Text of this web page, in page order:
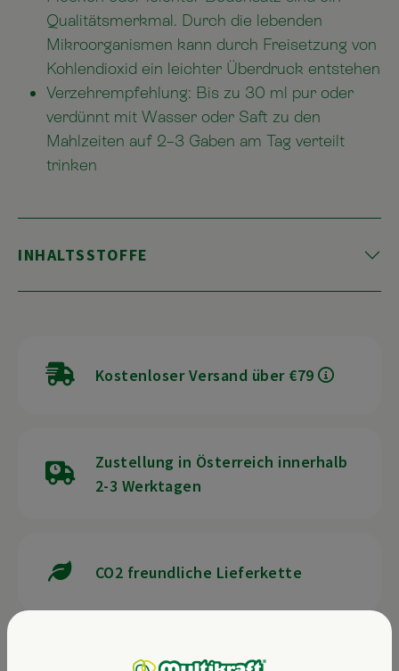
Qualitätsmerkmal. Durch die lebenden
Mikroorganismen kann durch Freisetzung von
Kohlendioxid ein leichter Überdruck entstehen
Verzehrempfehlung: Bis zu 30 ml pur oder
verdünnt mit Wasser oder Saft zu den
Mahlzeiten auf 2–3 Gaben am Tag verteilt
trinken
INHALTSSTOFFE
Kostenloser Versand über €79
Zustellung in Österreich innerhalb
2-3 Werktagen
CO2 freundliche Lieferkette